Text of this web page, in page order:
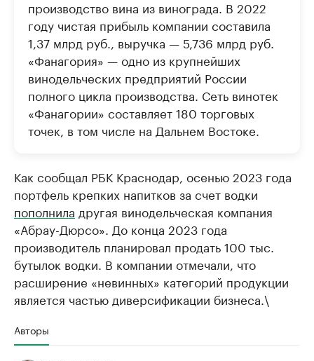
производство вина из винограда. В 2022
году чистая прибыль компании составила
1,37 млрд руб., выручка — 5,736 млрд руб.
«Фанагория» — одно из крупнейших
винодельческих предприятий России
полного цикла производства. Сеть винотек
«Фанагории» составляет 180 торговых
точек, в том числе на Дальнем Востоке.
Как сообщал РБК Краснодар, осенью 2023 года
портфель крепких напитков за счет водки
пополнила другая винодельческая компания
«Абрау-Дюрсо». До конца 2023 года
производитель планировал продать 100 тыс.
бутылок водки. В компании отмечали, что
расширение «невинных» категорий продукции
является частью диверсификации бизнеса.\
Авторы